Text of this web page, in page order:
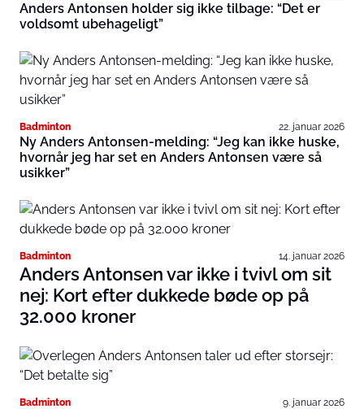
Anders Antonsen holder sig ikke tilbage: “Det er
voldsomt ubehageligt”
Badminton 22. januar 2026
Ny Anders Antonsen-melding: “Jeg kan ikke huske,
hvornår jeg har set en Anders Antonsen være så
usikker”
Badminton 14. januar 2026
Anders Antonsen var ikke i tvivl om sit
nej: Kort efter dukkede bøde op på
32.000 kroner
Badminton 9. januar 2026